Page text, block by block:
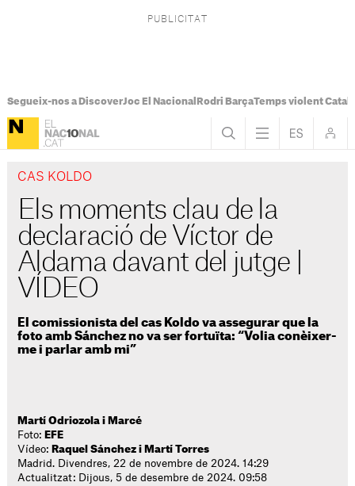
Segueix-nos a DiscoverJoc El Nacional Rodri BarçaTemps violent
CAS KOLDO
Els moments clau de la
declaració de Víctor de
Aldama davant del jutge |
VÍDEO
El comissionista del cas Koldo va assegurar que la
foto amb Sánchez no va ser fortuïta: “Volia conèixer-
me i parlar amb mi”
Martí Odriozola i Marcé
Foto: EFE
Vídeo: Raquel Sánchez i Martí Torres
Madrid. Divendres, 22 de novembre de 2024. 14:29
Actualitzat: Dijous, 5 de desembre de 2024. 09:58